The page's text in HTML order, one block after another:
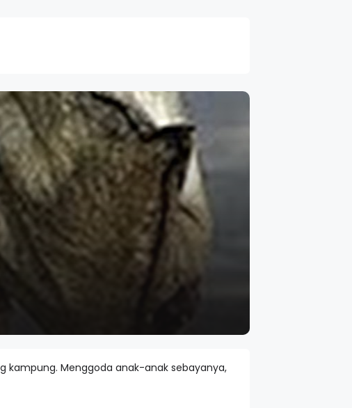
kampung. Menggoda anak-anak sebayanya,